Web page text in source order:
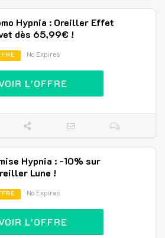
Hypnia : Oreiller Effet
dès 65,99€ !
No Expires
L'OFFRE
Hypnia : -10% sur
Lune !
No Expires
L'OFFRE